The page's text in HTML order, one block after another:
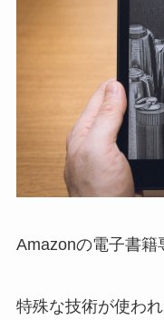
Amazonの電子書籍
特殊な技術が使わ